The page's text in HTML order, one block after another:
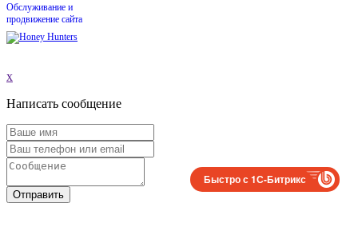
Обслуживание и
продвижение сайта
x
Написать сообщение
Отправить
Быстро с 1С-Битрикс